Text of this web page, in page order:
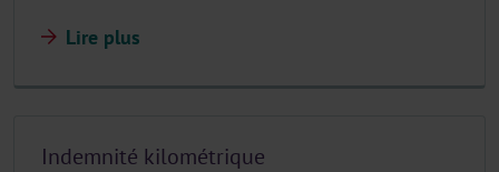
Lire plus
Indemnité kilométrique